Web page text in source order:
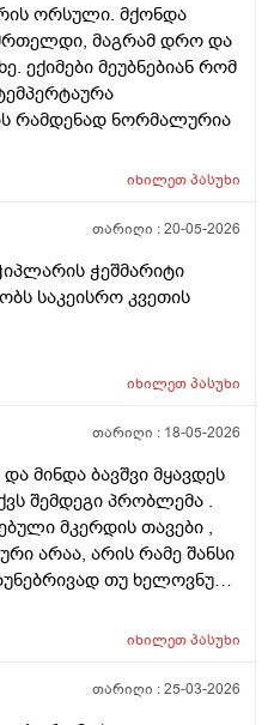
ორსული. მქონდა
მაგრამ დრო და
ექიმები მეუბნებიან რომ
რამდენად ნორმალურია
იხილეთპასუხი
თარიღი :20-05-2026
ჭეშმარიტი
საკეისრო კვეთის
იხილეთპასუხი
თარიღი : 18-05-2026
მინდა ბავშვი მყავდეს
შემდეგი პრობლემა .
მკერდის თავები ,
არაა, არის რამე შანსი
თუ ხელოვნური
იხილეთპასუხი
თარიღი :25-03-2026